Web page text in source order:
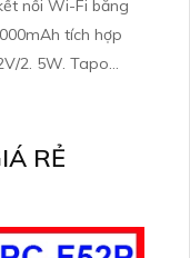
nối Wi-Fi băng
tích hợp
2. 5W. Tapo
RẺ